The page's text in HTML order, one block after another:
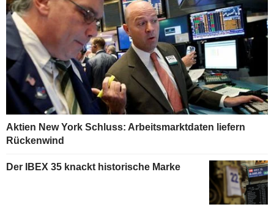
Aktien New York Schluss: Arbeitsmarktdaten liefern
Rückenwind
Der IBEX 35 knackt historische Marke